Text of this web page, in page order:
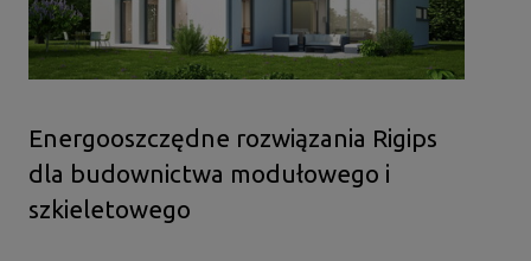
Energooszczędne rozwiązania Rigips
dla budownictwa modułowego i
szkieletowego